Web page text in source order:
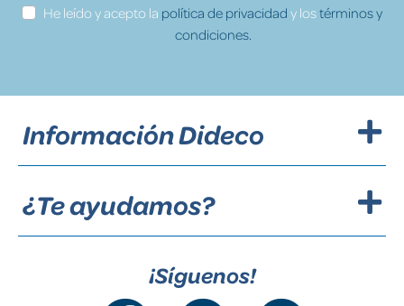
He leído y acepto la política de privacidad y lostérminos y
condiciones.
Información Dideco
¿Te ayudamos?
¡Síguenos!